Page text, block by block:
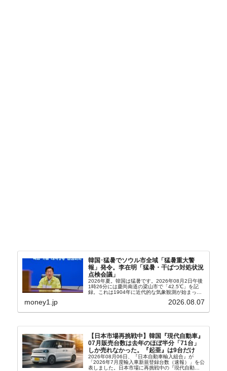
韓国･猛暑でソウル市全域「猛暑重大警
報」発令。李在明「猛暑・干ばつ対処状況
点検会議」
2026年夏。韓国は猛暑です。2026年08月2日午後
1時26分には慶尚南道の梁山市で「42.5℃」を記
録。これは1904年に近代的な気象観測が始まって
ウル市全域への「猛暑重大警報」が発令され...
money1.jp 2026.08.07
【日本市場再挑戦中】韓国『現代自動車』
07月販売台数は去年のほぼ半分「71台」
しか売れなかった。『起亜』は9台だけ
2026年08月06日、『日本自動車輸入組合』が
「2026年7月度輸入車新規登録台数（速報）」を公
表しました。日本市場に再挑戦中の『現代自動